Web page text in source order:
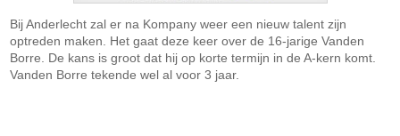
Bij Anderlecht zal er na Kompany weer een nieuw talent zijn
optreden maken. Het gaat deze keer over de 16-jarige Vanden
Borre. De kans is groot dat hij op korte termijn in de A-kern komt.
Vanden Borre tekende wel al voor 3 jaar.